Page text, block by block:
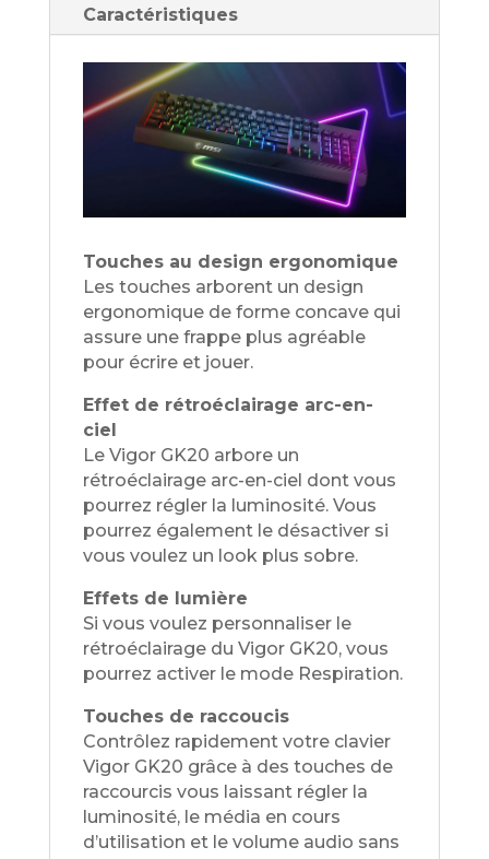
Caractéristiques
Touches au design ergonomique
Les touches arborent un design
ergonomique de forme concave qui
assure une frappe plus agréable
pour écrire et jouer.
Effet de rétroéclairage arc-en-
ciel
Le Vigor GK20 arbore un
rétroéclairage arc-en-ciel dont vous
pourrez régler la luminosité. Vous
pourrez également le désactiver si
vous voulez un look plus sobre.
Effets de lumière
Si vous voulez personnaliser le
rétroéclairage du Vigor GK20, vous
pourrez activer le mode Respiration.
Touches de raccoucis
Contrôlez rapidement votre clavier
Vigor GK20 grâce à des touches de
raccourcis vous laissant régler la
luminosité, le média en cours
d’utilisation et le volume audio sans